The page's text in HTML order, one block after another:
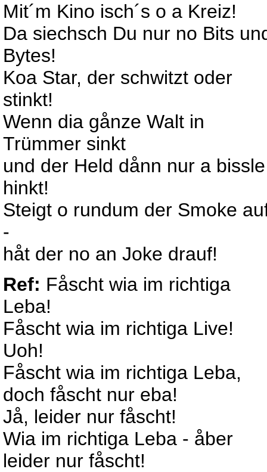
Mit´m Kino isch´s o a Kreiz!
Da siechsch Du nur no Bits
Bytes!
Koa Star, der schwitzt oder
stinkt!
Wenn dia gånze Walt in
Trümmer sinkt
und der Held dånn nur a bissle
hinkt!
Steigt o rundum der Smoke
-
håt der no an Joke drauf!
Ref: Fåscht wia im richtiga
Leba!
Fåscht wia im richtiga Live!
Uoh!
Fåscht wia im richtiga Leba,
doch fåscht nur eba!
Jå, leider nur fåscht!
Wia im richtiga Leba - åber
leider nur fåscht!